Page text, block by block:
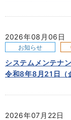
2026年08月06日
お知らせ
システムメンテナ
令和8年8月21日（
2026年07月22日